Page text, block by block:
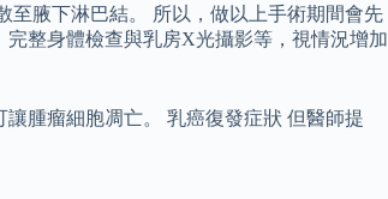
至腋下淋巴結。 所以，做以上手術期間會先
整身體檢查與乳房X光攝影等，視情況增加
腫瘤細胞凋亡。 乳癌復發症狀 但醫師提